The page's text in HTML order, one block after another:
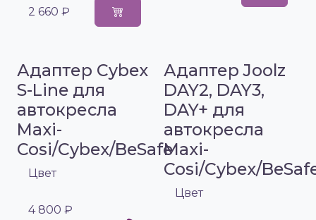
2 660 ₽
Адаптер Cybex
S-Line для
автокресла
Maxi-
Cosi/Cybex/BeSafe
Цвет
4 800 ₽
Адаптер Joolz
DAY2, DAY3,
DAY+ для
автокресла
Maxi-
Cosi/Cybex/
Цвет